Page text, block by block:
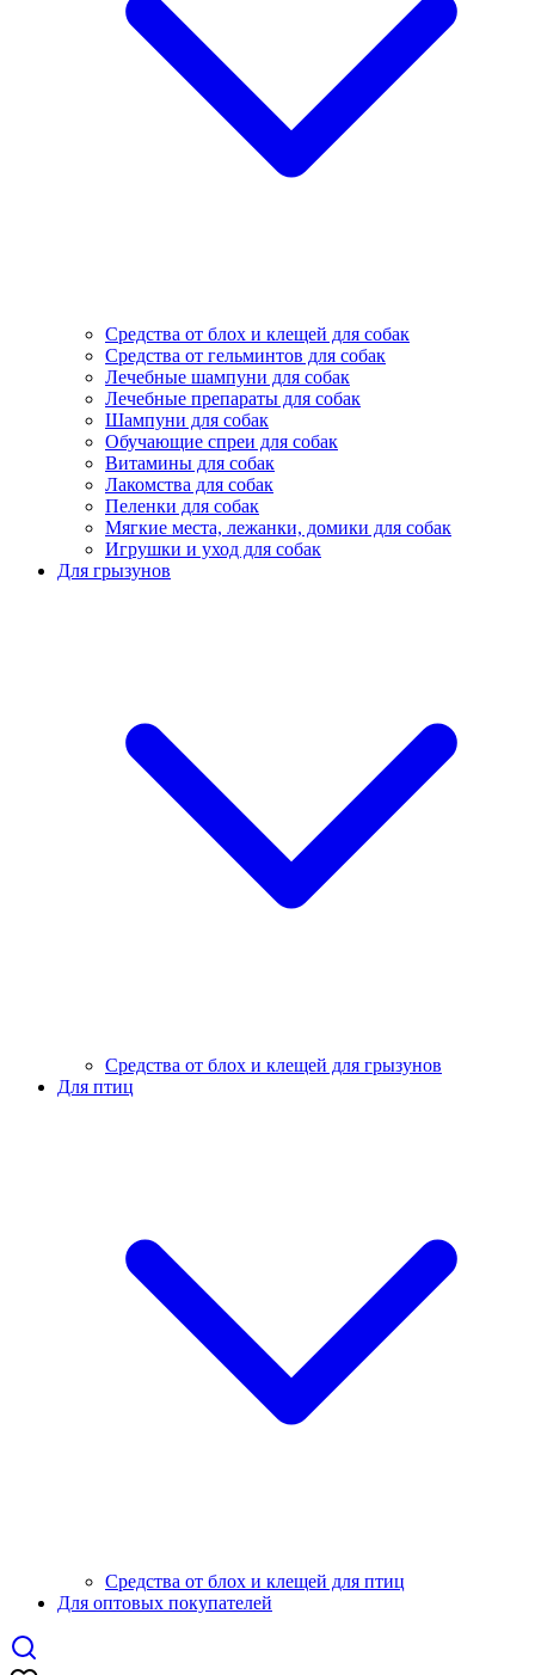
Средства от блох и клещей для собак
Средства от гельминтов для собак
Лечебные шампуни для собак
Лечебные препараты для собак
Шампуни для собак
Обучающие спреи для собак
Витамины для собак
Лакомства для собак
Пеленки для собак
Мягкие места, лежанки, домики для собак
Игрушки и уход для собак
Для грызунов
Средства от блох и клещей для грызунов
Для птиц
Средства от блох и клещей для птиц
Для оптовых покупателей